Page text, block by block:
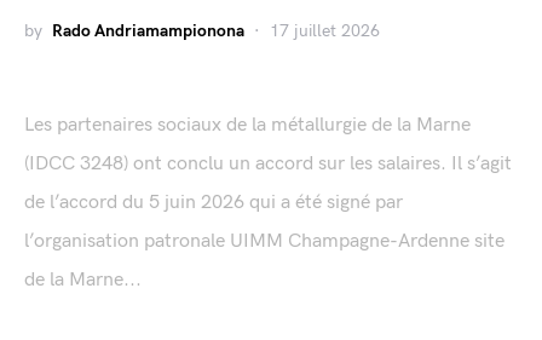
by Rado Andriamampionona 17 juillet 2026
Les partenaires sociaux de la métallurgie de la Marne
(IDCC 3248) ont conclu un accord sur les salaires. Il s’agit
de l’accord du 5 juin 2026 qui a été signé par
l’organisation patronale UIMM Champagne-Ardenne site
de la Marne...